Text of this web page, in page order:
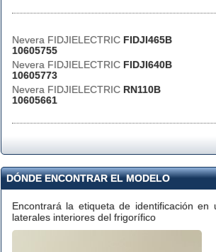
Nevera FIDJIELECTRIC FIDJI465B
10605755
Nevera FIDJIELECTRIC FIDJI640B
10605773
Nevera FIDJIELECTRIC RN110B
10605661
DÓNDE ENCONTRAR EL MODELO
Encontrará la etiqueta de identificación en
laterales interiores del frigorífico